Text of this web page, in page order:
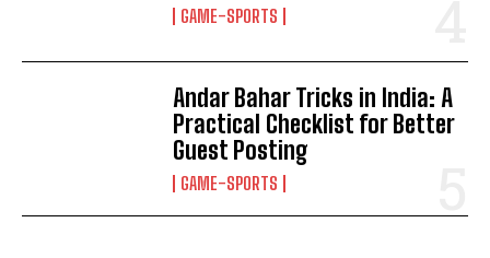
GAME-SPORTS
Andar Bahar Tricks in India: A
Practical Checklist for Better
Guest Posting
GAME-SPORTS